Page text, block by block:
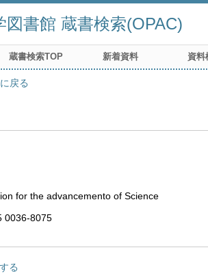
図書館 蔵書検索(OPAC)
蔵書検索TOP 新着資料 資料
戻る
for the advancemento of Science
0036-8075
る